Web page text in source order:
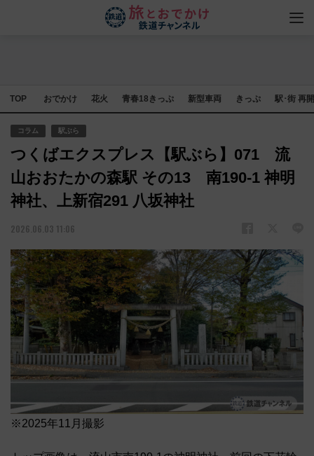
TOP おでかけ 花火 青春18きっぷ 新型車両 きっぷ 駅･街 再
コラム 駅ぶら
つくばエクスプレス【駅ぶら】071 流
山おおたかの森駅 その13 南190-1 神明
神社、上新宿291 八坂神社
2026.06.03 11:06
※2025年11月撮影